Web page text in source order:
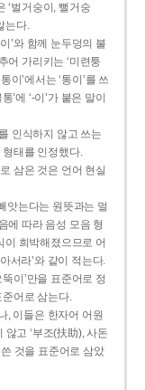
‘벌거숭이, 뻘거숭
는다.
’와 함께 눈두덩의 불
어 가리키는 ‘미련퉁
이’에서는 ‘통이’를 쓰
’에 ‘-이’가 붙은 말이
인식하지 않고 쓰는
형태를 인정했다.
삼은 것은 언어 현실
앗는다는 원뜻과는 멀
에 따라 음성 모음 형
이 희박해졌으므로 어
서라’와 같이 적는다.
이’만을 표준어로 정
준어로 삼는다.
, 이들은 한자어 어원
고 ‘부조(扶助), 사돈
것을 표준어로 삼았